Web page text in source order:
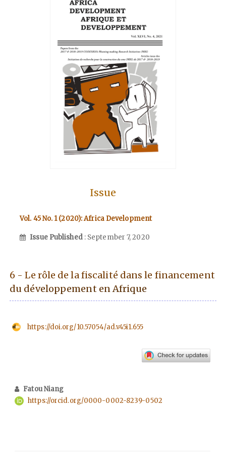
Issue
Vol. 45 No. 1 (2020): Africa Development
Issue Published : September 7, 2020
6 - Le rôle de la fiscalité dans le financement
du développement en Afrique
https://doi.org/10.57054/ad.v45i1.655
Fatou Niang
https://orcid.org/0000-0002-8239-0502